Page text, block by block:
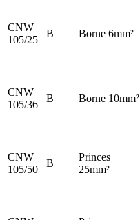
CNW
105/25
B Borne 6mm²
CNW
105/36
B Borne 10mm²
CNW
105/50
B
Princes
25mm²